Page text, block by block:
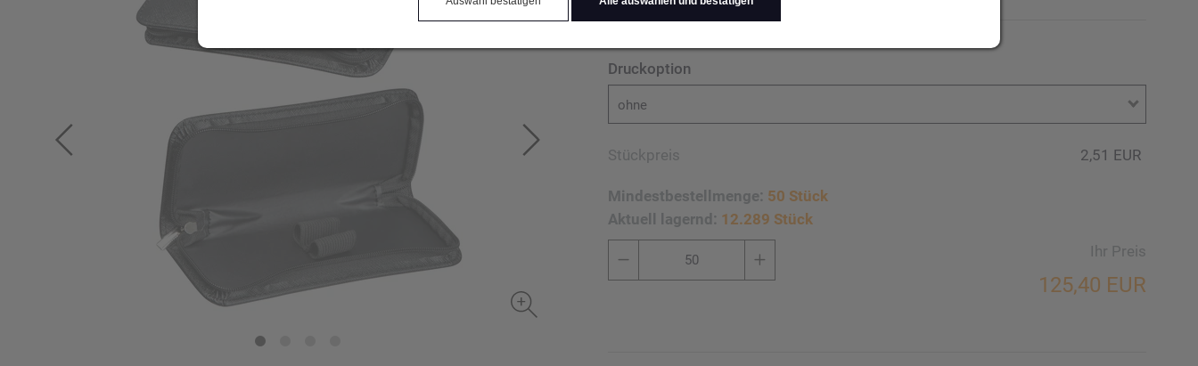
Druckoption
ohne
Stückpreis 2,51 EUR
Mindestbestellmenge: 50 Stück
Aktuell lagernd: 12.289 Stück
Ihr Preis
125,40 EUR